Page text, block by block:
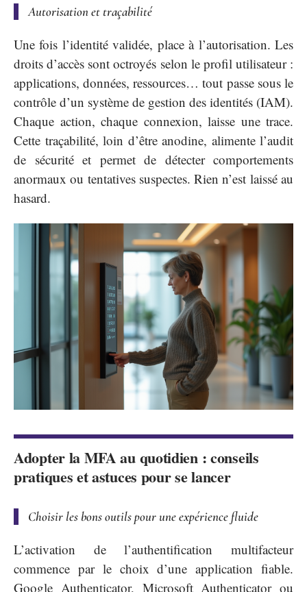
Autorisation et traçabilité
Une fois l’identité validée, place à l’autorisation. Les
droits d’accès sont octroyés selon le profil utilisateur :
applications, données, ressources… tout passe sous le
contrôle d’un système de gestion des identités (IAM).
Chaque action, chaque connexion, laisse une trace.
Cette traçabilité, loin d’être anodine, alimente l’audit
de sécurité et permet de détecter comportements
anormaux ou tentatives suspectes. Rien n’est laissé au
hasard.
Adopter la MFA au quotidien : conseils
pratiques et astuces pour se lancer
Choisir les bons outils pour une expérience fluide
L’activation de l’authentification multifacteur
commence par le choix d’une application fiable.
Google Authenticator, Microsoft Authenticator ou